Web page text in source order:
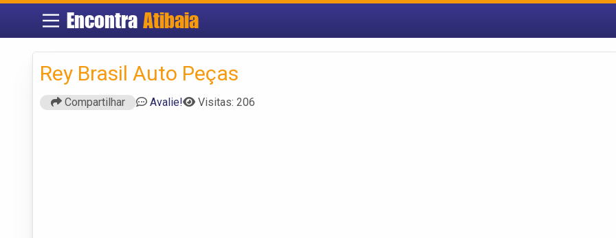
EncontraAtibaia
Rey Brasil Auto Peças
Compartilhar Avalie! Visitas: 206